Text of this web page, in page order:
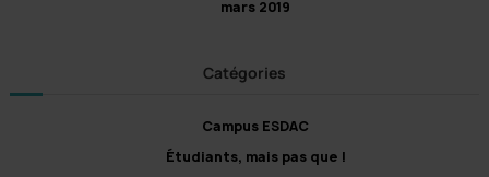
mars 2019
Catégories
Campus ESDAC
Étudiants, mais pas que !